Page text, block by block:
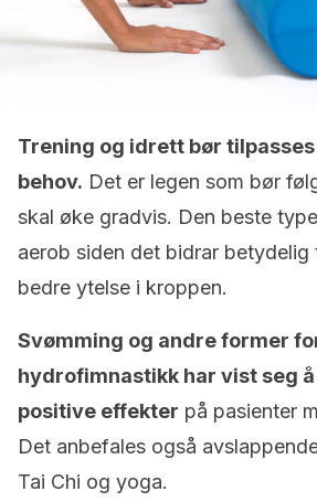
Trening og idrett bør
behov. Det er legen som bør
skal øke gradvis. Den beste
aerob siden det bidrar betydelig
bedre ytelse i kroppen.
Svømming og andre former
hydrofimnastikk har vist seg
positive effekter på pasienter
Det anbefales også
Tai Chi og yoga.